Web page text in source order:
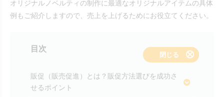
オリジナルノベルティの制作に最適なオリジナルアイテムの具体
例もご紹介しますので、売上を上げるためにお役立てください。
目次
表示する
閉じる
販促（販売促進）とは？販促方法選びを成功さ
せるポイント